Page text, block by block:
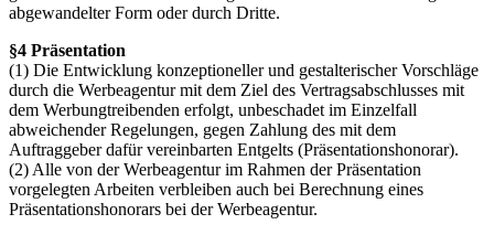
abgewandelter Form oder durch Dritte.
§4 Präsentation
(1) Die Entwicklung konzeptioneller und gestalterischer Vorschläge
durch die Werbeagentur mit dem Ziel des Vertragsabschlusses mit
dem Werbungtreibenden erfolgt, unbeschadet im Einzelfall
abweichender Regelungen, gegen Zahlung des mit dem
Auftraggeber dafür vereinbarten Entgelts (Präsentationshonorar).
(2) Alle von der Werbeagentur im Rahmen der Präsentation
vorgelegten Arbeiten verbleiben auch bei Berechnung eines
Präsentationshonorars bei der Werbeagentur.